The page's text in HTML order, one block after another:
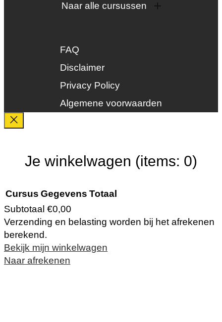
Naar alle cursussen
Zonne-energie
Duurzaamheid
Veiligheid
FAQ
Disclaimer
Privacy Policy
Algemene voorwaarden
Je winkelwagen (items: 0)
Producten
in
Cursus Gegevens Totaal
Subtotaal €0,00
Verzending en belasting worden bij het afrekenen
berekend.
Bekijk mijn winkelwagen
Naar afrekenen